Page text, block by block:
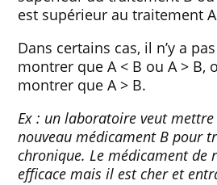
est supérieur au traitement A
Dans certains cas, il n’y a
montrer que A < B ou A > B,
montrer que A > B.
Ex : un laboratoire veut
nouveau médicament B pour
chronique. Le médicament de
efficace mais il est cher et